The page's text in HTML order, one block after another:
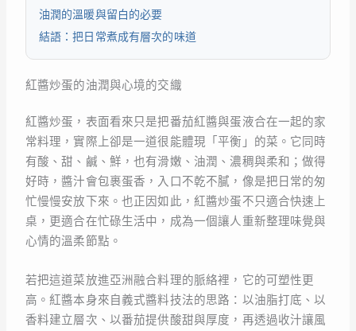
油潤的溫暖與留白的必要
結語：把日常煮成有層次的味道
紅醬炒蛋的油潤與心境的交織
紅醬炒蛋，表面看來只是把番茄紅醬與蛋液合在一起的家
常料理，實際上卻是一道很能體現「平衡」的菜。它同時
有酸、甜、鹹、鮮，也有滑嫩、油潤、濃稠與柔和；做得
好時，醬汁會包裹蛋香，入口不乾不膩，像是把日常的匆
忙慢慢安放下來。也正因如此，紅醬炒蛋不只適合快速上
桌，更適合在忙碌生活中，成為一個讓人重新整理味覺與
心情的溫柔節點。
若把這道菜放進亞洲融合料理的脈絡裡，它的可塑性更
高。紅醬本身來自義式醬料技法的思路：以油脂打底、以
香料建立層次、以番茄提供酸甜與厚度，再透過收汁讓風